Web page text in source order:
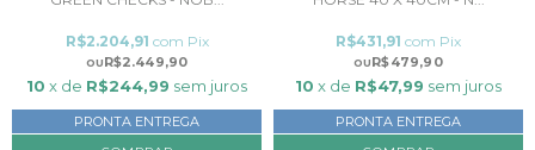
R$2.449,90
R$2.204,91 com Pix
10 x de R$244,99 sem juros
PRONTA ENTREGA
R$479,90
R$431,91 com Pix
10 x de R$47,99 sem juros
PRONTA ENTREGA